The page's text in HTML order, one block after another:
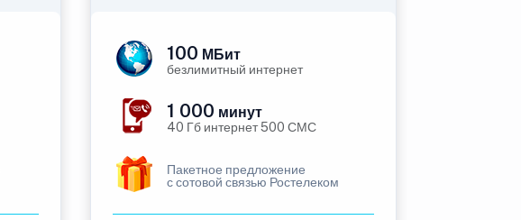
100 МБит
безлимитный интернет
1 000 минут
40 Гб интернет 500 СМС
Пакетное предложение
с сотовой связью Ростелеком